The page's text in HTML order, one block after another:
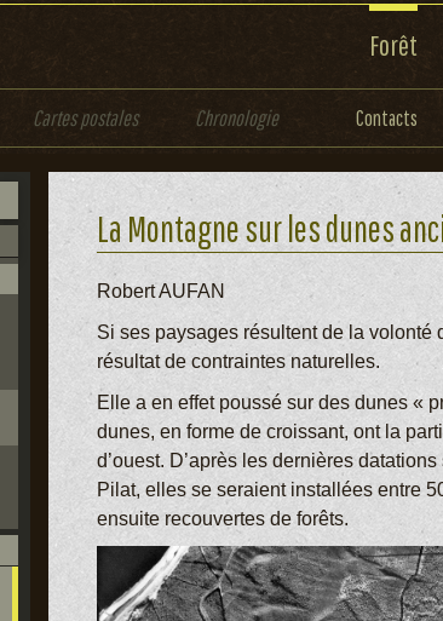
Forêt
Cartes postales Chronologie Contacts
La Montagne sur les dunes
Robert AUFAN
Si ses paysages résultent de la volonté
résultat de contraintes naturelles.
Elle a en effet poussé sur des dunes «
dunes, en forme de croissant, ont la
d’ouest. D’après les dernières
Pilat, elles se seraient installées entre
ensuite recouvertes de forêts.